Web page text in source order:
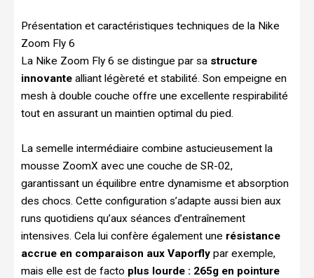
Présentation et caractéristiques techniques de la Nike
Zoom Fly 6
La Nike Zoom Fly 6 se distingue par sa structure
innovante alliant légèreté et stabilité. Son empeigne en
mesh à double couche offre une excellente respirabilité
tout en assurant un maintien optimal du pied.
La semelle intermédiaire combine astucieusement la
mousse ZoomX avec une couche de SR-02,
garantissant un équilibre entre dynamisme et absorption
des chocs. Cette configuration s’adapte aussi bien aux
runs quotidiens qu’aux séances d’entraînement
intensives. Cela lui confère également une résistance
accrue en comparaison aux Vaporfly par exemple,
mais elle est de facto plus lourde : 265g en pointure